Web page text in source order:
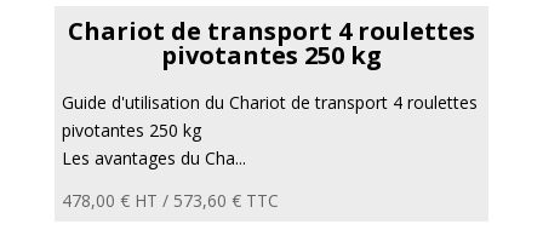
Chariot de transport 4 roulettes
pivotantes 250 kg
Guide d'utilisation du Chariot de transport 4 roulettes
pivotantes 250 kg
Les avantages du Cha...
478,00 € HT / 573,60 €TTC